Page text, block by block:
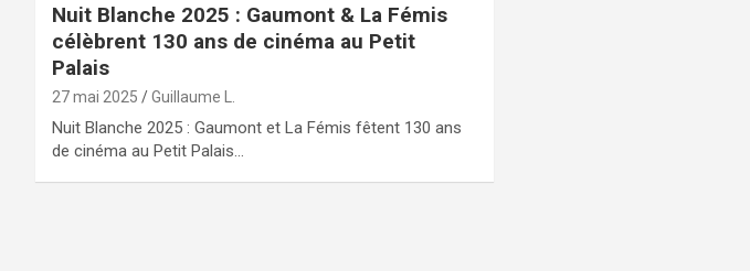
Nuit Blanche 2025 : Gaumont & La Fémis
célèbrent 130 ans de cinéma au Petit
Palais
27 mai 2025 Guillaume L.
Nuit Blanche 2025 : Gaumont et La Fémis fêtent 130 ans
de cinéma au Petit Palais…